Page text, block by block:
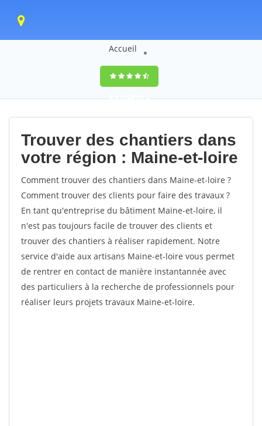
Accueil
9,5(100%)0
votes
Trouver des chantiers dans
votre région : Maine-et-loire
Comment trouver des chantiers dans Maine-et-loire ?
Comment trouver des clients pour faire des travaux ?
En tant qu'entreprise du bâtiment Maine-et-loire, il
n'est pas toujours facile de trouver des clients et
trouver des chantiers à réaliser rapidement. Notre
service d'aide aux artisans Maine-et-loire vous permet
de rentrer en contact de manière instantannée avec
des particuliers à la recherche de professionnels pour
réaliser leurs projets travaux Maine-et-loire.